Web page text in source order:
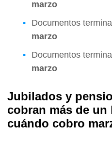
marzo
Documentos
marzo
Documentos
marzo
Jubilados y
cobran más de un
cuándo cobro